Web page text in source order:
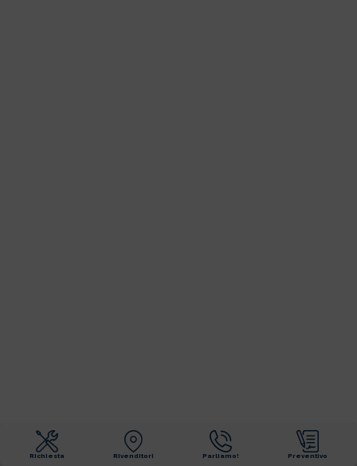
Richiesta Rivenditori Parliamo! Preventivo